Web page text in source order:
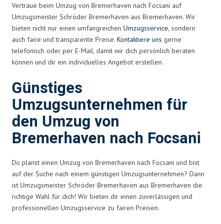
Vertraue beim Umzug von Bremerhaven nach Focsani auf
Umzugsmeister Schröder Bremerhaven aus Bremerhaven. Wir
bieten nicht nur einen umfangreichen Umzugsservice, sondern
auch faire und transparente Preise. Kontaktiere uns gerne
telefonisch oder per E-Mail, damit wir dich persönlich beraten
können und dir ein individuelles Angebot erstellen.
Günstiges
Umzugsunternehmen für
den Umzug von
Bremerhaven nach Focsani
Du planst einen Umzug von Bremerhaven nach Focsani und bist
auf der Suche nach einem günstigen Umzugsunternehmen? Dann
ist Umzugsmeister Schröder Bremerhaven aus Bremerhaven die
richtige Wahl für dich! Wir bieten dir einen zuverlässigen und
professionellen Umzugsservice zu fairen Preisen.